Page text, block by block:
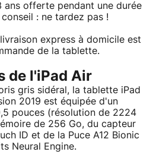
ans offerte pendant une durée
: ne tardez pas !
express à domicile est
de la tablette.
de l'iPad Air
gris sidéral, la tablette iPad
2019 est équipée d'un
pouces (résolution de 2224
de 256 Go, du capteur
ID et de la Puce A12 Bionic
Neural Engine.